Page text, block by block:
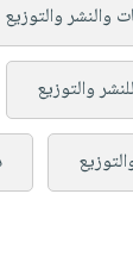
والنشر والتوزيع
والتوزيع